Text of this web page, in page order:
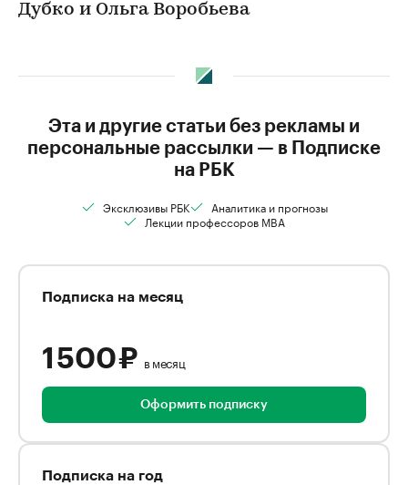
Дубко и Ольга Воробьева
Эта и другие статьи без рекламы и
персональные рассылки — в Подписке
на РБК
Эксклюзивы РБК
Аналитика и прогнозы
Лекции профессоров MBA
Подписка на месяц
1 500 ₽ в месяц
Оформить подписку
Подписка на год